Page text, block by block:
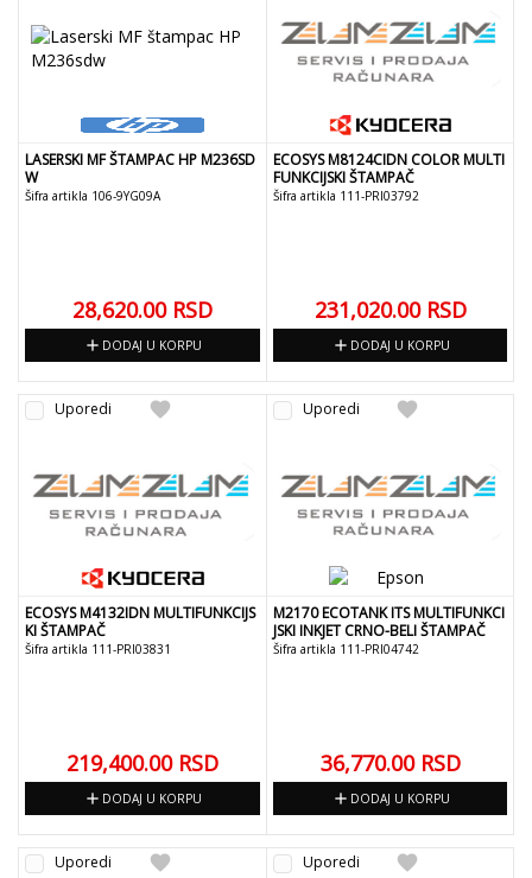
LASERSKI MF ŠTAMPAC HP M236SD
W
Šifra artikla 106-9YG09A
28,620.00 RSD
add DODAJ U KORPU
ECOSYS M8124CIDN COLOR MULTI
FUNKCIJSKI ŠTAMPAČ
Šifra artikla 111-PRI03792
231,020.00 RSD
add DODAJ U KORPU
favorite
Uporedi
ECOSYS M4132IDN MULTIFUNKCIJS
KI ŠTAMPAČ
Šifra artikla 111-PRI03831
219,400.00 RSD
add DODAJ U KORPU
favorite
Uporedi
M2170 ECOTANK ITS MULTIFUNKCI
JSKI INKJET CRNO-BELI ŠTAMPAČ
Šifra artikla 111-PRI04742
36,770.00 RSD
add DODAJ U KORPU
favorite
Uporedi favorite
Uporedi